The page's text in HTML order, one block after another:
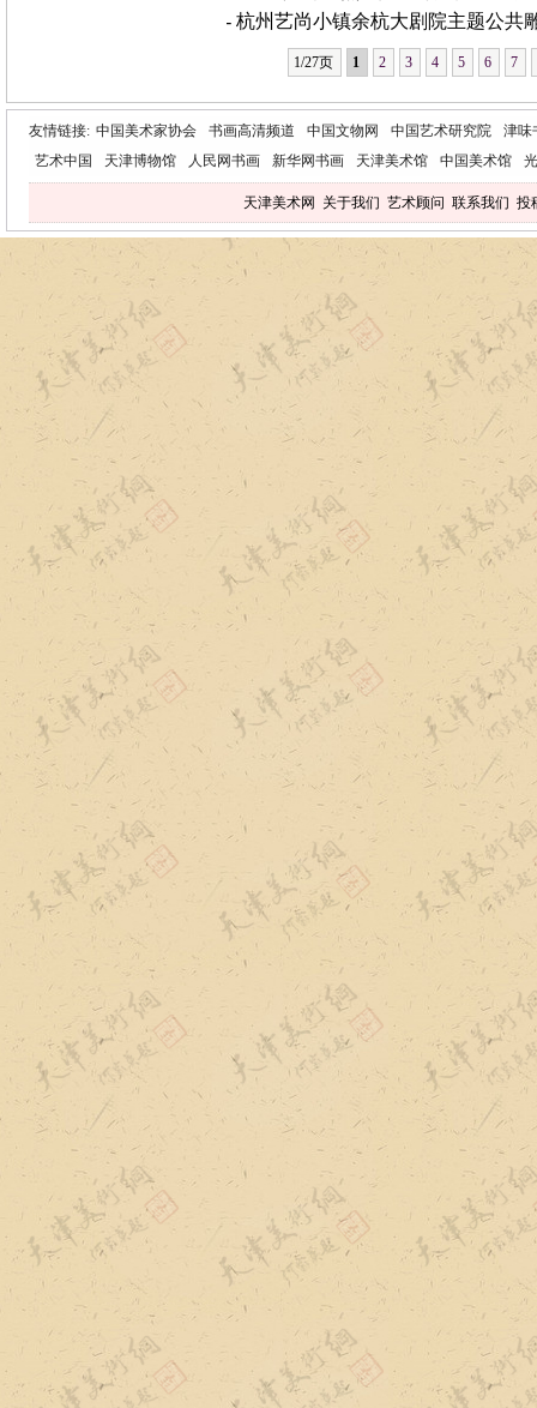
-杭州艺尚小镇余杭大剧院主题公共
1/27页 1 2 3 4 5 6 7
友情链接: 中国美术家协会 书画高清频道 中国文物网 中国艺术研究院
津味
艺术中国
天津博物馆 人民网书画 新华网书画 天津美术馆 中国美术馆
天津美术网 关于我们 艺术顾问 联系我们 投